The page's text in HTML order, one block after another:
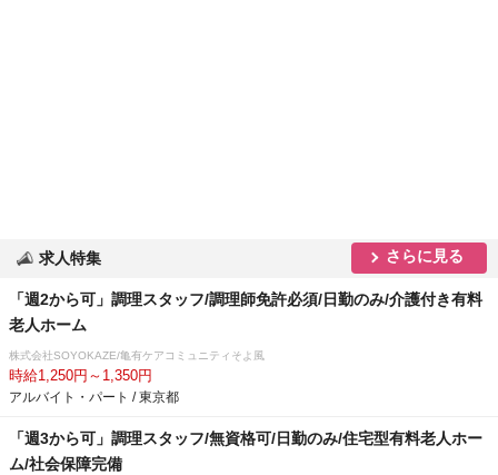
求人特集 さらに見る
「週2から可」調理スタッフ/調理師免許必須/日勤のみ/介護付き有料
老人ホーム
株式会社SOYOKAZE/亀有ケアコミュニティそよ風
時給1,250円～1,350円
アルバイト・パート / 東京都
「週3から可」調理スタッフ/無資格可/日勤のみ/住宅型有料老人ホー
ム/社会保障完備